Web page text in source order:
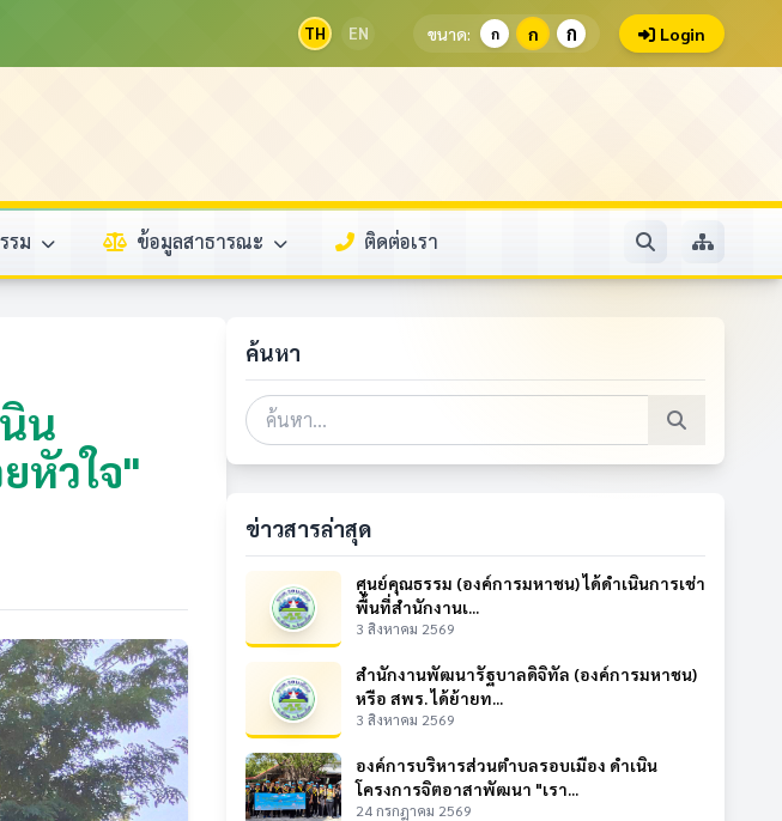
TH EN ขนาด: ก ก ก Login
รม ข้อมูลสาธารณะ ติดต่อเรา
น
หัวใจ"
ค้นหา
ข่าวสารล่าสุด
ศูนย์คุณธรรม (องค์การมหาชน) ได้ดำเนินการเช่า
พื้นที่สำนักงานเ...
3 สิงหาคม 2569
สำนักงานพัฒนารัฐบาลดิจิทัล (องค์การมหาชน)
หรือ สพร. ได้ย้ายท...
3 สิงหาคม 2569
องค์การบริหารส่วนตำบลรอบเมือง ดำเนิน
โครงการจิตอาสาพัฒนา "เรา...
24 กรกฎาคม 2569